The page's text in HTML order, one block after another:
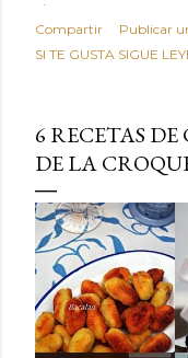
típicas patatas de
ultraprocesados
Todos hemos
satisface. Estas
por completo tu
asociar las alubias
copiosos de
revolucionaria,
humilde como la
dorado, cargado
sustituto perfecto a
Compartir
Publicar
SI TE GUSTA SIGUE
6 RECETAS
DE LA